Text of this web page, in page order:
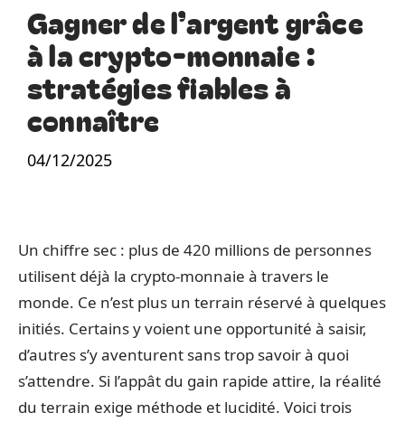
Gagner de l’argent grâce
à la crypto-monnaie :
stratégies fiables à
connaître
04/12/2025
Un chiffre sec : plus de 420 millions de personnes
utilisent déjà la crypto-monnaie à travers le
monde. Ce n’est plus un terrain réservé à quelques
initiés. Certains y voient une opportunité à saisir,
d’autres s’y aventurent sans trop savoir à quoi
s’attendre. Si l’appât du gain rapide attire, la réalité
du terrain exige méthode et lucidité. Voici trois